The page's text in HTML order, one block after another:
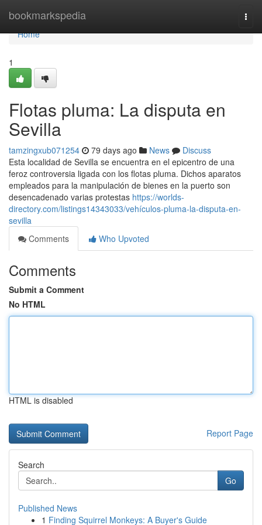
bookmarkspedia
Home
Home
1
Flotas pluma: La disputa en
Sevilla
tamzingxub071254 79 days ago News
Discuss
Esta localidad de Sevilla se encuentra en el epicentro de una
feroz controversia ligada con los flotas pluma. Dichos aparatos
empleados para la manipulación de bienes en la puerto son
desencadenado varias protestas https://worlds-
directory.com/listings14343033/vehículos-pluma-la-disputa-en-
sevilla
Comments
Who Upvoted
Comments
Submit a Comment
No HTML
HTML is disabled
Report Page
Search
Go
Published News
1 Finding Squirrel Monkeys: A Buyer's Guide